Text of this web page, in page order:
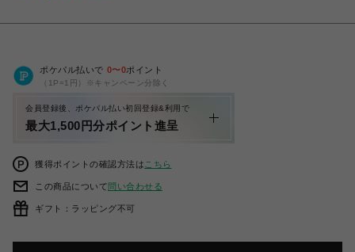
ポケパル払いで 0〜0ポイント
（1P=1円）※キャンペーン分除く
会員登録後、ポケパル払い初回登録&利用で
最大1,500円分ポイント進呈
獲得ポイントの確認方法は こちら
この商品について問い合わせる
ギフト：ラッピング不可